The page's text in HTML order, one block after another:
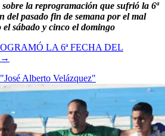
la reprogramación que sufrió la 6ª
del pasado fin de semana por el mal
sábado y cinco el domingo
LA 6ª FECHA DEL
→
Alberto Velázquez"